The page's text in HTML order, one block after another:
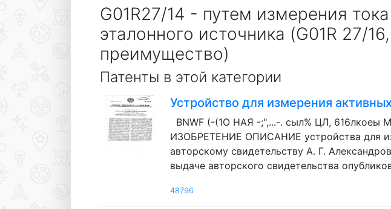
G01R27/14 - путем измерения
эталонного источника (G01R 27/
преимущество)
Патенты в этой категории
Устройство для измерения
BNWF (-(1О НАЯ -;",...-. сыл% ЦЛ,
ИЗОБРЕТЕНИЕ ОПИСАНИЕ устройства для
авторскому свидетельству А. Г.
выдаче авторского свидетельства
48796